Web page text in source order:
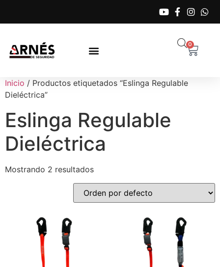
0
Inicio / Productos etiquetados “Eslinga Regulable
Dieléctrica”
Eslinga Regulable
Dieléctrica
Mostrando 2 resultados